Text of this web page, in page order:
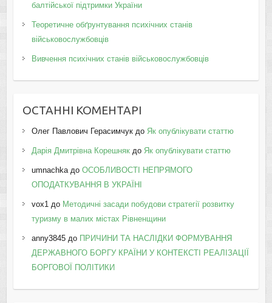
балтійської підтримки України
Теоретичне обґрунтування психічних станів
військовослужбовців
Вивчення психічних станів військовослужбовців
ОСТАННІ КОМЕНТАРІ
Олег Павлович Герасимчукдо Як опублікувати статтю
Дарія Дмитрівна Корешнякдо Як опублікувати статтю
umnachkaдо ОСОБЛИВОСТІ НЕПРЯМОГО
ОПОДАТКУВАННЯ В УКРАЇНІ
vox1до Методичні засади побудови стратегії розвитку
туризму в малих містах Рівненщини
anny3845до ПРИЧИНИ ТА НАСЛІДКИ ФОРМУВАННЯ
ДЕРЖАВНОГО БОРГУ КРАЇНИ У КОНТЕКСТІ РЕАЛІЗАЦІЇ
БОРГОВОЇ ПОЛІТИКИ